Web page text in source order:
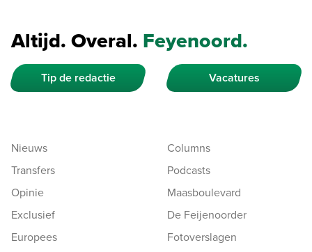
Altijd. Overal. Feyenoord.
Tip de redactie Vacatures
Nieuws
Transfers
Opinie
Exclusief
Europees
Columns
Podcasts
Maasboulevard
De Feijenoorder
Fotoverslagen